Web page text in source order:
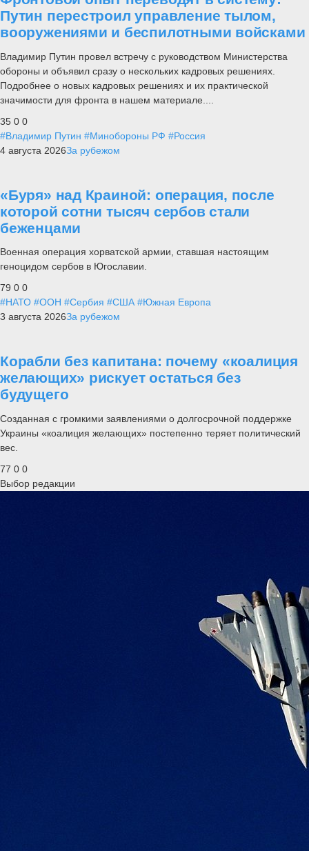
Путин перестроил управление тылом,
вооружениями и беспилотными войсками
Владимир Путин провел встречу с руководством Министерства
обороны и объявил сразу о нескольких кадровых решениях.
Подробнее о новых кадровых решениях и их практической
значимости для фронта в нашем материале....
35 0 0
#Владимир Путин #Минобороны РФ #Россия
4 августа 2026За рубежом
«Буря» над Краиной: операция, после
которой сотни тысяч сербов стали
беженцами
Военная операция хорватской армии, ставшая настоящим
геноцидом сербов в Югославии.
79 0 0
#НАТО #ООН #Сербия #США #Южная Европа
3 августа 2026За рубежом
Корабли без капитана: почему «коалиция
желающих» рискует остаться без
будущего
Созданная с громкими заявлениями о долгосрочной поддержке
Украины «коалиция желающих» постепенно теряет политический
вес.
77 0 0
Выбор редакции